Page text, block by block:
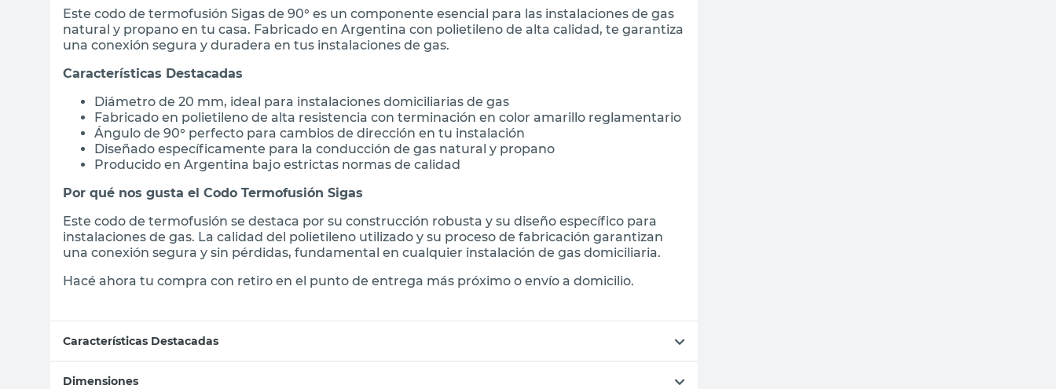
Este codo de termofusión Sigas de 90° es un componente esencial para las instalaciones de gas
natural y propano en tu casa. Fabricado en Argentina con polietileno de alta calidad, te garantiza
una conexión segura y duradera en tus instalaciones de gas.
Características Destacadas
Diámetro de 20 mm, ideal para instalaciones domiciliarias de gas
Fabricado en polietileno de alta resistencia con terminación en color amarillo reglamentario
Ángulo de 90° perfecto para cambios de dirección en tu instalación
Diseñado específicamente para la conducción de gas natural y propano
Producido en Argentina bajo estrictas normas de calidad
Por qué nos gusta el Codo Termofusión Sigas
Este codo de termofusión se destaca por su construcción robusta y su diseño específico para
instalaciones de gas. La calidad del polietileno utilizado y su proceso de fabricación garantizan
una conexión segura y sin pérdidas, fundamental en cualquier instalación de gas domiciliaria.
Hacé ahora tu compra con retiro en el punto de entrega más próximo o envío a domicilio.
Características Destacadas
Dimensiones